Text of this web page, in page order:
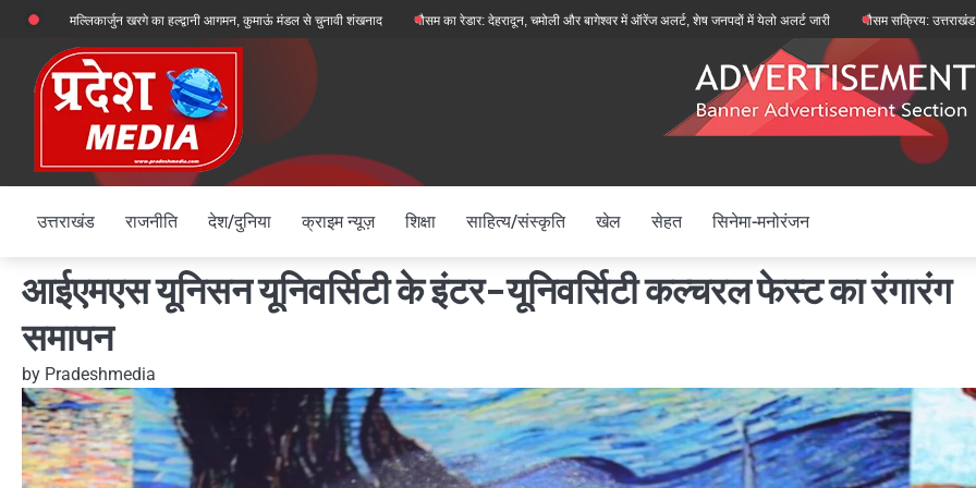
Skip
content
मल्लिकार्जुन खरगे का हल्द्वानी आगमन, कुमाऊं मंडल से चुनावी शंखनाद मौसम का रेडार: देहरादून, चमोली और बागेश्वर में ऑरेंज अलर्ट, शेष जनपदों में येलो अलर्ट जारी मौसम सक्रिय: उत्तराखंड में मानसून
उत्तराखंड राजनीति देश/दुनिया क्राइम न्यूज़ शिक्षा साहित्य/संस्कृति खेल सेहत सिनेमा-मनोरंजन
आईएमएस यूनिसन यूनिवर्सिटी के इंटर-यूनिवर्सिटी कल्चरल फेस्ट का रंगारंग
समापन
by Pradeshmedia